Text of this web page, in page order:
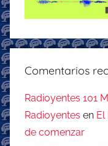
Comentarios
Radioyentes 101
Radioyentes en El
de comenzar